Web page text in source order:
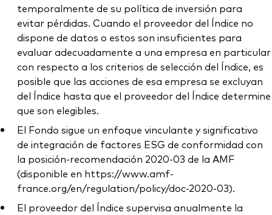
temporalmente de su política de inversión para
evitar pérdidas. Cuando el proveedor del Índice no
dispone de datos o estos son insuficientes para
evaluar adecuadamente a una empresa en particular
con respecto a los criterios de selección del Índice, es
posible que las acciones de esa empresa se excluyan
del Índice hasta que el proveedor del Índice determine
que son elegibles.
El Fondo sigue un enfoque vinculante y significativo
de integración de factores ESG de conformidad con
la posición-recomendación 2020-03 de la AMF
(disponible en https://www.amf-
france.org/en/regulation/policy/doc-2020-03).
El proveedor del Índice supervisa anualmente la